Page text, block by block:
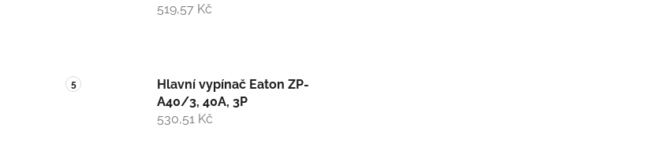
519,57 Kč
Hlavní vypínač Eaton ZP-
A40/3, 40A, 3P
530,51 Kč